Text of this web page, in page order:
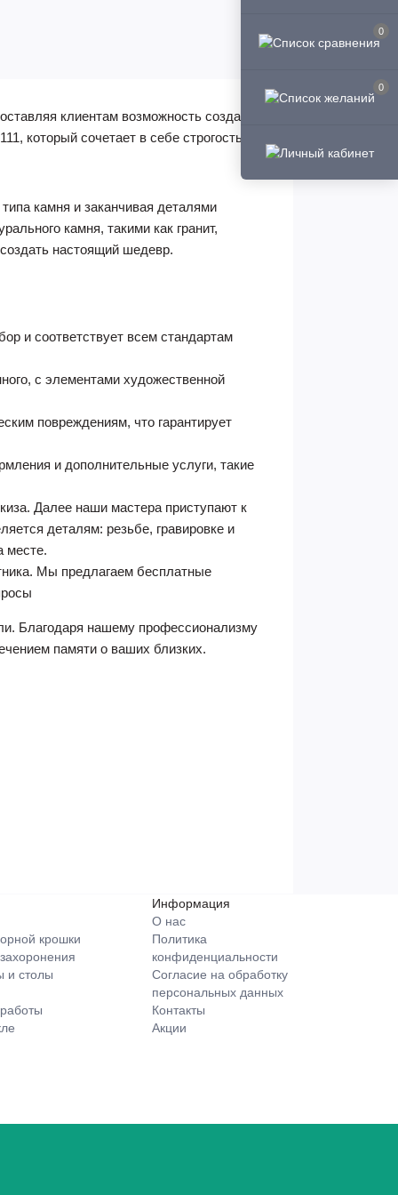
0
0
клиентам возможность создать
который сочетает в себе строгость
камня и заканчивая деталями
камня, такими как гранит,
настоящий шедевр.
и соответствует всем стандартам
с элементами художественной
повреждениям, что гарантирует
и дополнительные услуги, такие
Далее наши мастера приступают к
деталям: резьбе, гравировке и
месте.
Мы предлагаем бесплатные
Благодаря нашему профессионализму
памяти о ваших близких.
крошки
и столы
Информация
О нас
Политика
конфиденциальности
Согласие на обработку
персональных данных
Контакты
Акции